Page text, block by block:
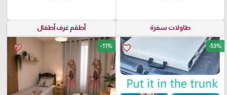
طاولات سفرة
favorite_border -53%
أطقم غرف أطفال
favorite_border -11%